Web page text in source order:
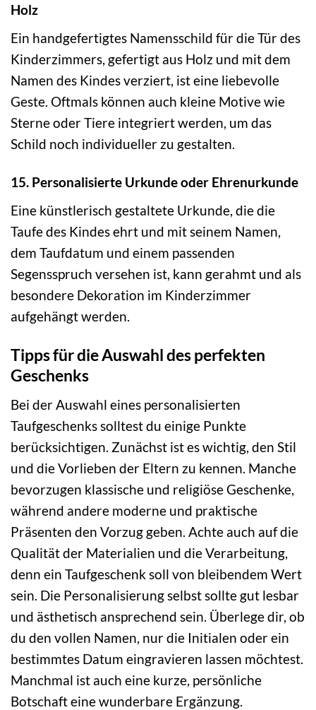
Holz
Ein handgefertigtes Namensschild für die Tür des
Kinderzimmers, gefertigt aus Holz und mit dem
Namen des Kindes verziert, ist eine liebevolle
Geste. Oftmals können auch kleine Motive wie
Sterne oder Tiere integriert werden, um das
Schild noch individueller zu gestalten.
15. Personalisierte Urkunde oder Ehrenurkunde
Eine künstlerisch gestaltete Urkunde, die die
Taufe des Kindes ehrt und mit seinem Namen,
dem Taufdatum und einem passenden
Segensspruch versehen ist, kann gerahmt und als
besondere Dekoration im Kinderzimmer
aufgehängt werden.
Tipps für die Auswahl des perfekten
Geschenks
Bei der Auswahl eines personalisierten
Taufgeschenks solltest du einige Punkte
berücksichtigen. Zunächst ist es wichtig, den Stil
und die Vorlieben der Eltern zu kennen. Manche
bevorzugen klassische und religiöse Geschenke,
während andere moderne und praktische
Präsenten den Vorzug geben. Achte auch auf die
Qualität der Materialien und die Verarbeitung,
denn ein Taufgeschenk soll von bleibendem Wert
sein. Die Personalisierung selbst sollte gut lesbar
und ästhetisch ansprechend sein. Überlege dir, ob
du den vollen Namen, nur die Initialen oder ein
bestimmtes Datum eingravieren lassen möchtest.
Manchmal ist auch eine kurze, persönliche
Botschaft eine wunderbare Ergänzung.